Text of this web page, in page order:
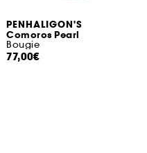
PENHALIGON'S
Comoros Pearl
Bougie
77,00€